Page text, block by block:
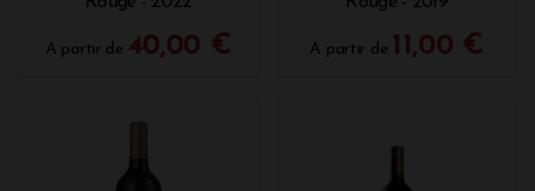
A partir de 40,00 € A partir de 11,00 €